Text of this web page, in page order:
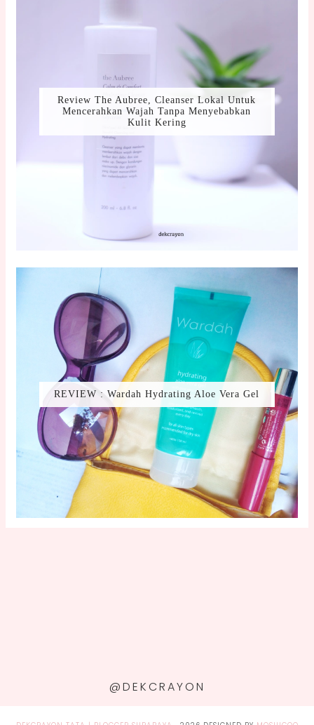
Review The Aubree, Cleanser Lokal Untuk
Mencerahkan Wajah Tanpa Menyebabkan
Kulit Kering
REVIEW : Wardah Hydrating Aloe Vera Gel
@DEKCRAYON